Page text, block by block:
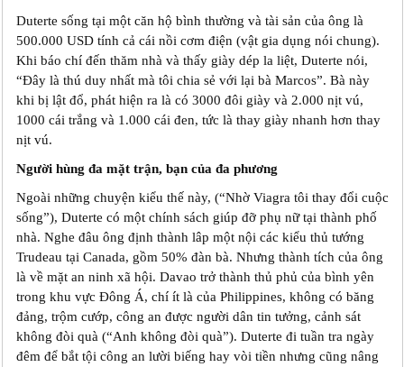
Duterte sống tại một căn hộ bình thường và tài sản của ông là
500.000 USD tính cả cái nồi cơm điện (vật gia dụng nói chung).
Khi báo chí đến thăm nhà và thấy giày dép la liệt, Duterte nói,
“Đây là thú duy nhất mà tôi chia sẻ với lại bà Marcos”. Bà này
khi bị lật đổ, phát hiện ra là có 3000 đôi giày và 2.000 nịt vú,
1000 cái trắng và 1.000 cái đen, tức là thay giày nhanh hơn thay
nịt vú.
Người hùng đa mặt trận, bạn của đa phương
Ngoài những chuyện kiểu thế này, (“Nhờ Viagra tôi thay đổi cuộc
sống”), Duterte có một chính sách giúp đỡ phụ nữ tại thành phố
nhà. Nghe đâu ông định thành lâp một nội các kiểu thủ tướng
Trudeau tại Canada, gồm 50% đàn bà. Nhưng thành tích của ông
là về mặt an ninh xã hội. Davao trở thành thủ phủ của bình yên
trong khu vực Đông Á, chí ít là của Philippines, không có băng
đảng, trộm cướp, công an được người dân tin tưởng, cảnh sát
không đòi quà (“Anh không đòi quà”). Duterte đi tuần tra ngày
đêm để bắt tội công an lười biếng hay vòi tiền nhưng cũng nâng